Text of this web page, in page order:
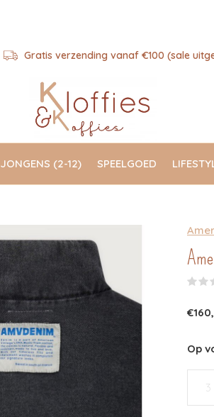
JONGENS (2-12) SPEELGOED
Gratis verzending vanaf €100 (sale
Op
3